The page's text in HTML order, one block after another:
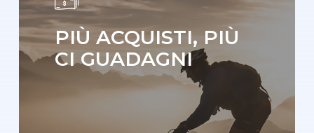
PIÙ ACQUISTI, PIÙ
CI GUADAGNI